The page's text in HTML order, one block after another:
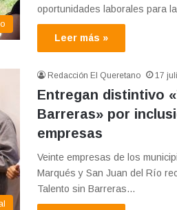
oportunidades laborales para
Leer más »
Redacción El Queretano 17
Entregan distintivo
Barreras» por
empresas
Veinte empresas de los
Marqués y San Juan del Río
Talento sin Barreras…